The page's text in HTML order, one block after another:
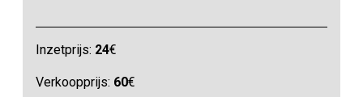
Inzetprijs: 24€
Verkoopprijs: 60€